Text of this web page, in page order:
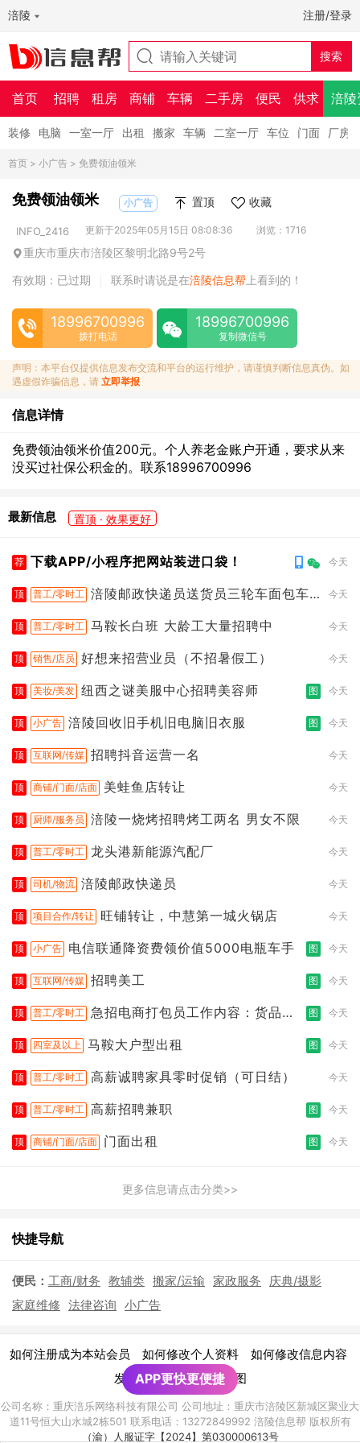
涪陵 注册/登录
首页 招聘 租房 商铺 车辆 二手房 便民 供求 涪陵
装修 电脑 一室一厅 出租 搬家 车辆 二室一厅 车位 门面 厂房
首页 > 小广告 > 免费领油领米
免费领油领米 小广告 置顶 收藏
INFO_2416 更新于2025年05月15日 08:08:36 浏览：1716
重庆市重庆市涪陵区黎明北路9号2号
有效期：已过期
联系时请说是在涪陵信息帮 上看到的！
18996700996
拨打电话
18996700996
复制微信号
声明：本平台仅提供信息发布交流和平台的运行维护，请谨慎判断信息真伪。如
遇虚假诈骗信息，请 立即举报
信息详情
免费领油领米价值200元。个人养老金账户开通，要求从来
没买过社保公积金的。联系18996700996
最新信息 置顶 · 效果更好
荐 下载APP/小程序把网站装进口袋！ 今天
顶 普工/零时工 涪陵邮政快递员送货员三轮车面包车
今天
顶 普工/零时工 马鞍长白班 大龄工大量招聘中 今天
顶 销售/店员 好想来招营业员（不招暑假工） 今天
顶 美妆/美发 纽西之谜美服中心招聘美容师 图 今天
顶 小广告 涪陵回收旧手机旧电脑旧衣服 图 今天
顶 互联网/传媒 招聘抖音运营一名 今天
顶 商铺/门面/店面 美蛙鱼店转让 今天
顶 厨师/服务员 涪陵一烧烤招聘烤工两名 男女不限 今天
顶 普工/零时工 龙头港新能源汽配厂 今天
顶 司机/物流 涪陵邮政快递员 今天
顶 项目合作/转让 旺铺转让，中慧第一城火锅店 今天
顶 小广告 电信联通降资费领价值5000电瓶车手 图 今天
顶 互联网/传媒 招聘美工 图 今天
顶 普工/零时工 急招电商打包员工作内容：货品分
图 今天
顶 四室及以上 马鞍大户型出租 图 今天
顶 普工/零时工 高薪诚聘家具零时促销（可日结） 今天
顶 普工/零时工 高薪招聘兼职 图 今天
顶 商铺/门面/店面 门面出租 图 今天
更多信息请点击分类>>
快捷导航
便民： 工商/财务 教辅类 搬家/运输 家政服务
庆典/摄影
家庭维修 法律咨询 小广告
如何注册成为本站会员 如何修改个人资料 如何修改信息内容
发布广告须知 | 网站地图
公司名称：重庆涪乐网络科技有限公司 公司地址：重庆市涪陵区新城区聚业大
道11号恒大山水城2栋501 联系电话：13272849992 涪陵信息帮 版权所有
（渝）人服证字【2024】第030000613号
APP更快更便捷